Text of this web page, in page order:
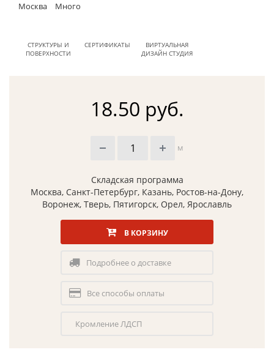
Москва Много
СТРУКТУРЫ И
ПОВЕРХНОСТИ
СЕРТИФИКАТЫ
ВИРТУАЛЬНАЯ
ДИЗАЙН СТУДИЯ
18.50 руб.
м
Складская программа
Москва, Санкт-Петербург, Казань, Ростов-на-Дону,
Воронеж, Тверь, Пятигорск, Орел, Ярославль
В КОРЗИНУ
Подробнее о доставке
Все способы оплаты
Кромление ЛДСП